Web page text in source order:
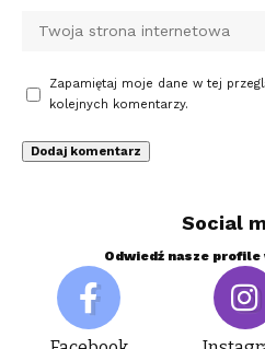
Zapamiętaj moje dane w tej
kolejnych komentarzy.
Social
Odwiedź nasze